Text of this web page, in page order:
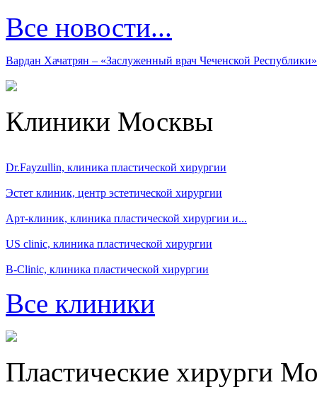
Все новости...
Вардан Хачатрян – «Заслуженный врач Чеченской Республики»
Клиники Москвы
Dr.Fayzullin, клиника пластической хирургии
Эстет клиник, центр эстетической хирургии
Арт-клиник, клиника пластической хирургии и...
US clinic, клиника пластической хирургии
B-Clinic, клиника пластической хирургии
Все клиники
Пластические хирурги